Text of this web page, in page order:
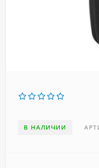
В НАЛИЧИИ